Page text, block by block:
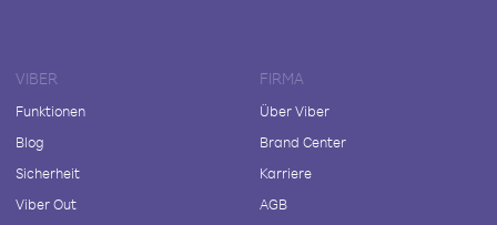
VIBER
Funktionen
Blog
Sicherheit
Viber Out
FIRMA
Über Viber
Brand Center
Karriere
AGB